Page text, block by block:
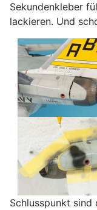
Sekundenkleber
lackieren. Und
Schlusspunkt sind